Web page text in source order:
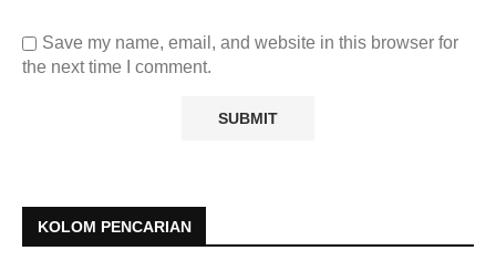
Save my name, email, and website in this browser for
the next time I comment.
KOLOM PENCARIAN